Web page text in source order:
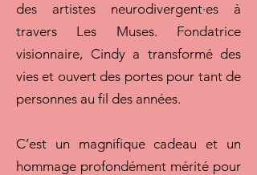
des artistes neurodivergent·es à
travers Les Muses. Fondatrice
visionnaire, Cindy a transformé des
vies et ouvert des portes pour tant de
personnes au fil des années.
C’est un magnifique cadeau et un
hommage profondément mérité pour